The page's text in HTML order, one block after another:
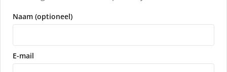
Naam (optioneel)
E-mail